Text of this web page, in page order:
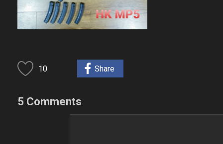
10 Share
5 Comments